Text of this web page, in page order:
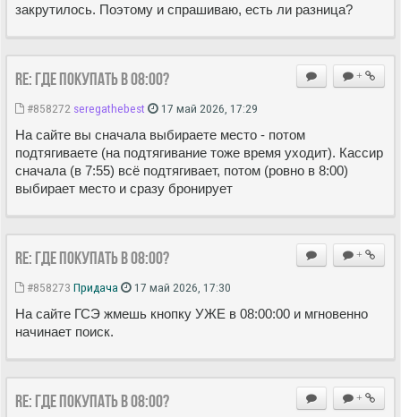
закрутилось. Поэтому и спрашиваю, есть ли разница?
+
Re: Где покупать в 08:00?
#858272 seregathebest 17 май 2026, 17:29
На сайте вы сначала выбираете место - потом
подтягиваете (на подтягивание тоже время уходит). Кассир
сначала (в 7:55) всё подтягивает, потом (ровно в 8:00)
выбирает место и сразу бронирует
+
Re: Где покупать в 08:00?
#858273 Придача 17 май 2026, 17:30
На сайте ГСЭ жмешь кнопку УЖЕ в 08:00:00 и мгновенно
начинает поиск.
+
Re: Где покупать в 08:00?